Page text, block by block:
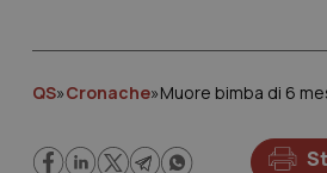
QS»Cronache»Muore bimba di 6